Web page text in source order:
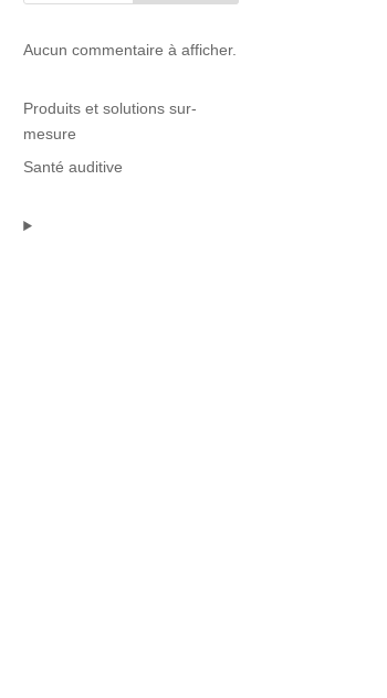
Aucun commentaire à afficher.
Produits et solutions sur-
mesure
Santé auditive